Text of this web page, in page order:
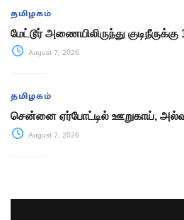
தமிழகம்
மேட்டூர் அணையிலிருந்து
August 7, 2026
தமிழகம்
சென்னை ஏர்போட்டில் ஊறுகாய்,
August 7, 2026